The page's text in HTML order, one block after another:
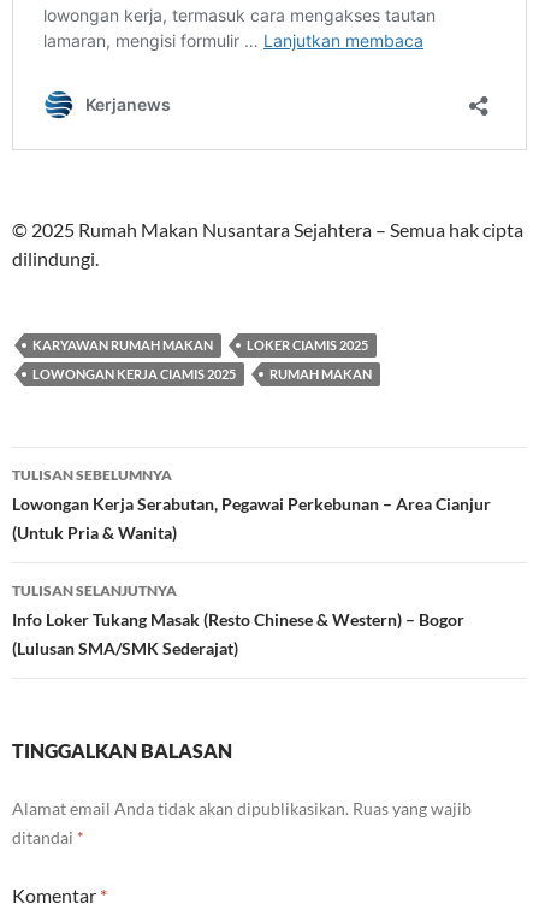
© 2025 Rumah Makan Nusantara Sejahtera – Semua hak cipta
dilindungi.
KARYAWAN RUMAH MAKAN
LOKER CIAMIS 2025
LOWONGAN KERJA CIAMIS 2025
RUMAH MAKAN
Navigasi
Tulisan
TULISAN SEBELUMNYA
Lowongan Kerja Serabutan, Pegawai Perkebunan – Area Cianjur
(Untuk Pria & Wanita)
TULISAN SELANJUTNYA
Info Loker Tukang Masak (Resto Chinese & Western) – Bogor
(Lulusan SMA/SMK Sederajat)
TINGGALKAN BALASAN
Alamat email Anda tidak akan dipublikasikan. Ruas yang wajib
ditandai *
Komentar *